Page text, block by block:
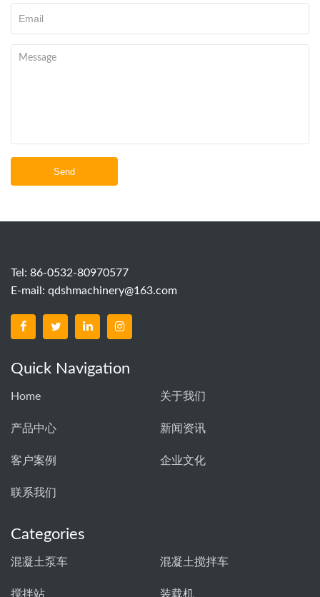
Send
Tel: 86-0532-80970577
E-mail: qdshmachinery@163.com
Quick Navigation
Home 关于我们
产品中心 新闻资讯
客户案例 企业文化
联系我们
Categories
混凝土泵车 混凝土搅拌车
搅拌站 装载机